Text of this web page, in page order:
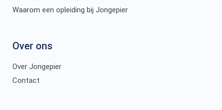
Waarom een opleiding bij Jongepier
Over ons
Over Jongepier
Contact